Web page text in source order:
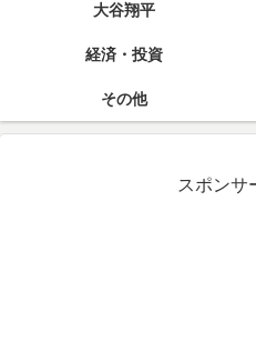
大谷翔平
経済・投資
その他
スポンサ